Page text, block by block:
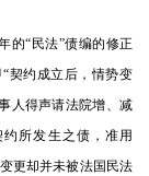
的“民法”债编的修正
契约成立后，情势变
人得声请法院增、减
所发生之债，准用
更却并未被法国民法